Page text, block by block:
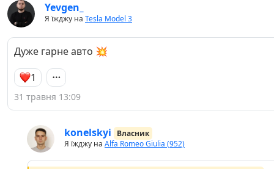
Yevgen_
Я їжджу на Tesla Model 3
Дуже гарне авто 💥
1
31 травня 13:09
konelskyi
Власник
Я їжджу на Alfa Romeo Giulia (952)